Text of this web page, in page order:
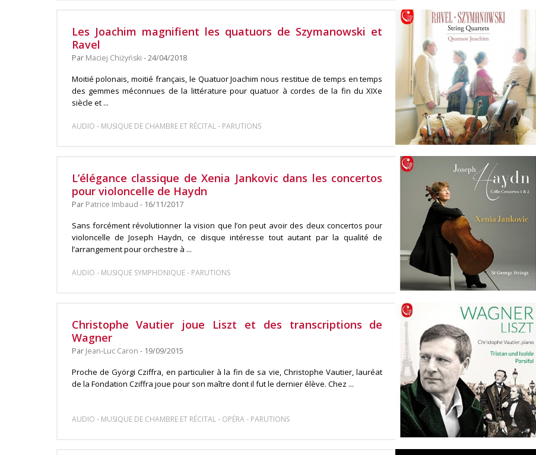
Les Joachim magnifient les quatuors de Szymanowski et
Ravel
Par Maciej Chiżyński - 24/04/2018
Moitié polonais, moitié français, le Quatuor Joachim nous restitue de temps en temps
des gemmes méconnues de la littérature pour quatuor à cordes de la fin du XIXe
siècle et ...
AUDIO - MUSIQUE DE CHAMBRE ET RÉCITAL- PARUTIONS
L’élégance classique de Xenia Jankovic dans les concertos
pour violoncelle de Haydn
Par Patrice Imbaud - 16/11/2017
Sans forcément révolutionner la vision que l’on peut avoir des deux concertos pour
violoncelle de Joseph Haydn, ce disque intéresse tout autant par la qualité de
l’arrangement pour orchestre à ...
AUDIO - MUSIQUE SYMPHONIQUE- PARUTIONS
Christophe Vautier joue Liszt et des transcriptions de
Wagner
Par Jean-Luc Caron - 19/09/2015
Proche de Györgi Cziffra, en particulier à la fin de sa vie, Christophe Vautier, lauréat
de la Fondation Cziffra joue pour son maître dont il fut le dernier élève. Chez ...
AUDIO - MUSIQUE DE CHAMBRE ET RÉCITAL- OPÉRA- PARUTIONS